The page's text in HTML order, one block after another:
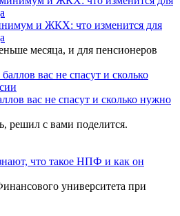
и ЖКХ: что изменится для
месяца, и для пенсионеров
вас не спасут и сколько нужно
решил с вами поделится.
что такое НПФ и как он
университета при